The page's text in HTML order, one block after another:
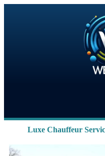
Luxe Chauffeur